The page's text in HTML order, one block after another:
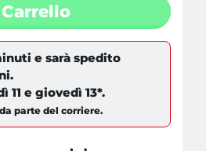
e sarà spedito
.
11 e giovedì 13*.
parte del corriere.